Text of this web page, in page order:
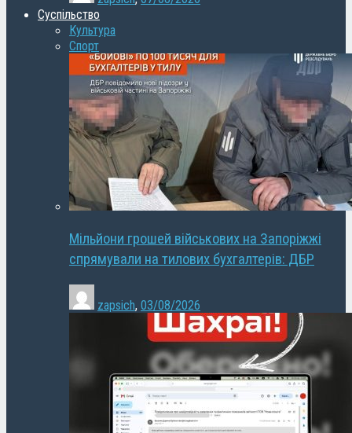
Суспільство
Культура
Спорт
Мільйони грошей військових на Запоріжжі
спрямували на тилових бухгалтерів: ДБР
zapsich, 03/08/2026